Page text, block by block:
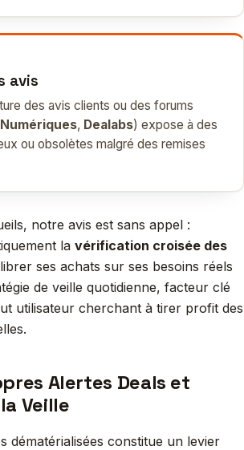
avis
des avis clients ou des forums
, Dealabs) expose à des
ou obsolètes malgré des remises
notre avis est sans appel :
la vérification croisée des
ses achats sur ses besoins réels
de veille quotidienne, facteur clé
utilisateur cherchant à tirer profit des
Alertes Deals et
Veille
dématérialisées constitue un levier